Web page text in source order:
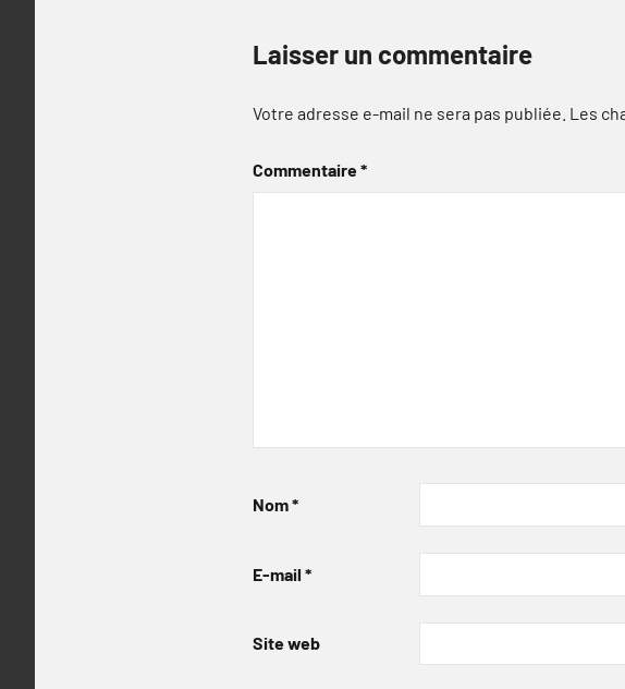
Laisser un commentaire
Votre adresse e-mail ne sera pas publiée. Les
Commentaire*
Nom*
E-mail *
Site web